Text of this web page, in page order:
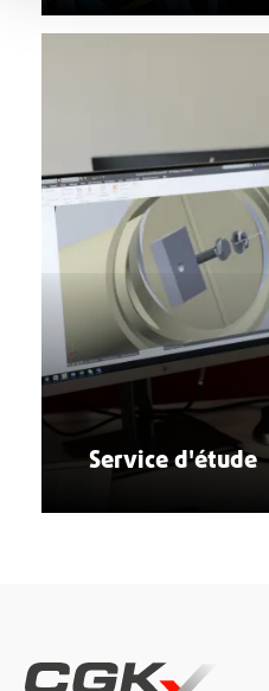
Service d'étude